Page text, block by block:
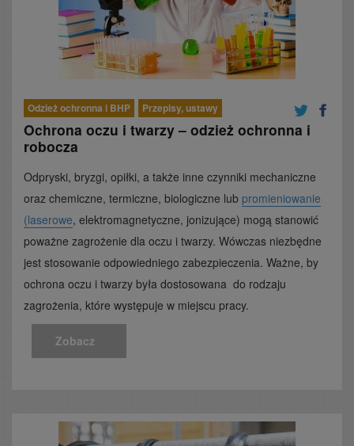
Odzież ochronna i BHP Przepisy, ustawy
Ochrona oczu i twarzy – odzież ochronna i
robocza
Odpryski, bryzgi, opiłki, a także inne czynniki mechaniczne
oraz chemiczne, termiczne, biologiczne lub promieniowanie
(laserowe, elektromagnetyczne, jonizujące) mogą stanowić
poważne zagrożenie dla oczu i twarzy. Wówczas niezbędne
jest stosowanie odpowiedniego zabezpieczenia. Ważne, by
ochrona oczu i twarzy była dostosowana do rodzaju
zagrożenia, które występuje w miejscu pracy.
Zobacz